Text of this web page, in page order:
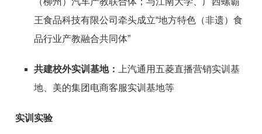
王食品科技有限公司牵头成立“地方特色（非遗）食
品行业产教融合共同体”
共建校外实训基地：
上汽通用五菱直播营销实训基
地、美的集团电商客服实训基地等
实训实验